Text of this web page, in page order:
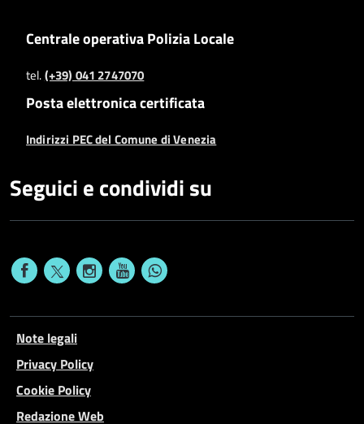
Centrale operativa Polizia Locale
tel.(+39) 041 2747070
Posta elettronica certificata
Indirizzi PEC del Comune di Venezia
Seguici e condividi su
Note legali
Privacy Policy
Cookie Policy
Redazione Web